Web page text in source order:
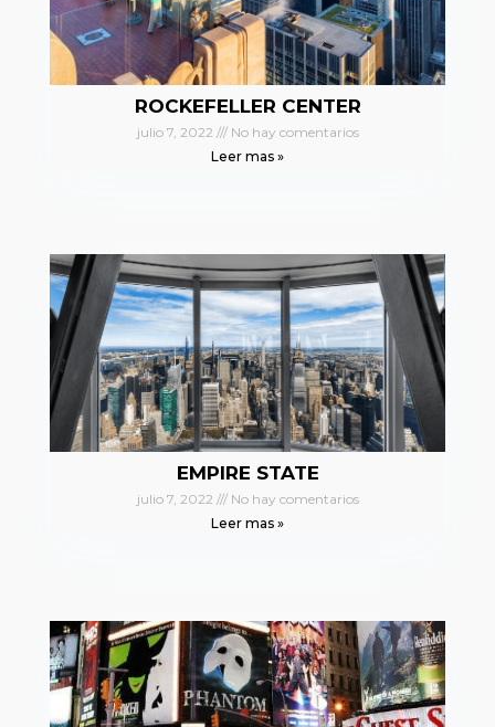
ROCKEFELLER CENTER
julio 7, 2022
No hay comentarios
Leer mas »
EMPIRE STATE
julio 7, 2022
No hay comentarios
Leer mas »